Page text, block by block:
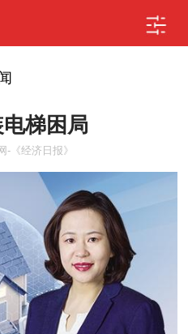
梯困局
-《经济日报》